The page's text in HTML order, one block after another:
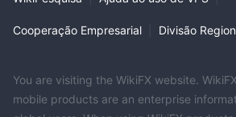
Prós e Contras
Virtual de Energia, que integra várias
renovável para distribuição de energia
Cooperação Empresarial Divisão
You are visiting the WikiFX website.
mobile products are an enterprise